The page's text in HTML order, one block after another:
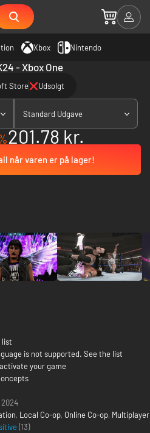
Xbox Nintendo
- Xbox One
Store Udsolgt
Standard Udgave
201.78 kr.
når varen er på lager!
list
is not supported. See the list
your game
, Local Co-op, Online Co-op, Multiplayer
(13)